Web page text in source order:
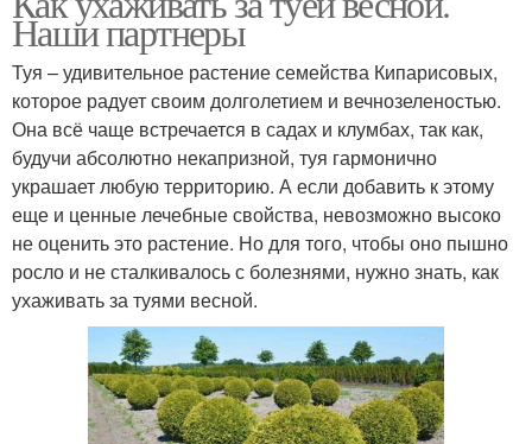
Наши партнеры
Туя – удивительное растение семейства Кипарисовых,
которое радует своим долголетием и вечнозеленостью.
Она всё чаще встречается в садах и клумбах, так как,
будучи абсолютно некапризной, туя гармонично
украшает любую территорию. А если добавить к этому
еще и ценные лечебные свойства, невозможно высоко
не оценить это растение. Но для того, чтобы оно пышно
росло и не сталкивалось с болезнями, нужно знать, как
ухаживать за туями весной.